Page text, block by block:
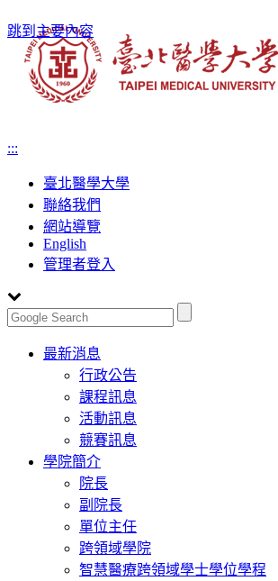
跳到主要內容
:::
臺北醫學大學
聯絡我們
網站導覽
English
管理者登入
Toggle
navigation
最新消息
行政公告
課程訊息
活動訊息
競賽訊息
學院簡介
院長
副院長
單位主任
跨領域學院
智慧醫療跨領域學士學位學程